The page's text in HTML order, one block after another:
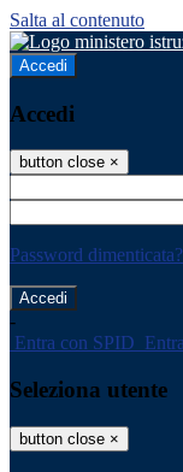
Salta al contenuto
Accedi
Accedi
button close ×
Password dimenticata?
-
Entra con SPID
Seleziona utente
button close ×